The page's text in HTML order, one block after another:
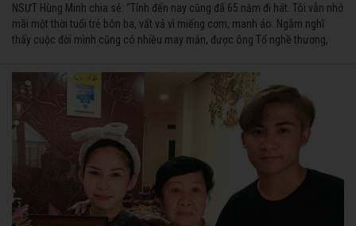
NSƯT Hùng Minh chia sẻ: “Tính đến nay cũng đã 65 năm đi hát. Tôi vẫn nhớ
mãi một thời tuổi trẻ bôn ba, vất vả vì miếng cơm, manh áo. Ngẫm nghĩ
thấy cuộc đời mình cũng có nhiều may mắn, được ông Tổ nghề thương,
ngược nhận được những cơ may để từng bước thành danh với nghiệp ca
diễn”.